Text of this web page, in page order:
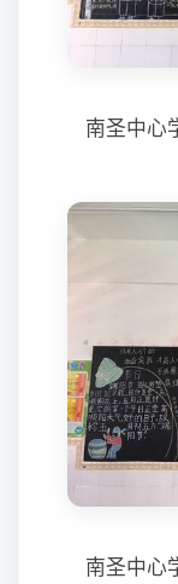
南圣中心
南圣中心